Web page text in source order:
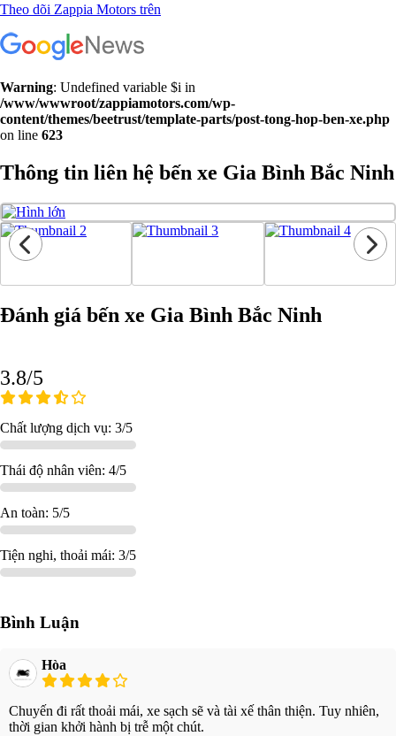
Theo dõi Zappia Motors trên
Warning: Undefined variable $i in
/www/wwwroot/zappiamotors.com/wp-
content/themes/beetrust/template-parts/post-tong-hop-ben-xe.php
on line 623
Thông tin liên hệ bến xe Gia Bình Bắc Ninh
Đánh giá bến xe Gia Bình Bắc Ninh
3.8/5
Chất lượng dịch vụ: 3/5
Thái độ nhân viên: 4/5
An toàn: 5/5
Tiện nghi, thoải mái: 3/5
Bình Luận
Hòa
Chuyến đi rất thoải mái, xe sạch sẽ và tài xế thân thiện. Tuy nhiên,
thời gian khởi hành bị trễ một chút.